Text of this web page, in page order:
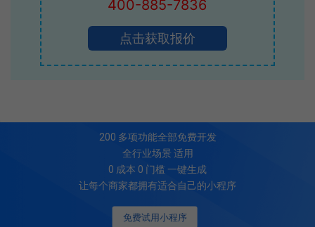
400-885-7836
点击获取报价
免费试用小程序
200 多项功能全部免费开发
全行业场景 适用
0 成本 0 门槛 一键生成
让每个商家都拥有适合自己的小程序